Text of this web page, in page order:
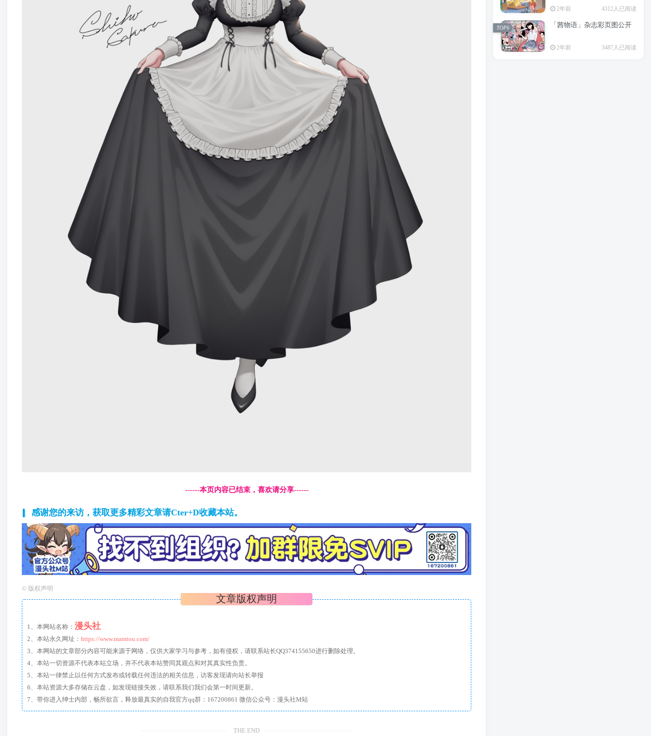
------本页内容已结束，喜欢请分享------
感谢您的来访，获取更多精彩文章请Cter+D收藏本站。
© 版权声明
文章版权声明
1、本网站名称： 漫头社
2、本站永久网址： https://www.mamtou.com/
3、本网站的文章部分内容可能来源于网络，仅供大家学习与参考，如有侵权，请联系站长QQ374155650进行删除处理。
4、本站一切资源不代表本站立场，并不代表本站赞同其观点和对其真实性负责。
5、本站一律禁止以任何方式发布或转载任何违法的相关信息，访客发现请向站长举报
6、本站资源大多存储在云盘，如发现链接失效，请联系我们我们会第一时间更新。
7、带你进入绅士内部，畅所欲言，释放最真实的自我官方qq群：167200861 微信公众号：漫头社M站
THE END
公开
2年前 4312人已阅读
「茜物语」杂志彩页图公开
2年前 3487人已阅读
TOP6
APP下载
2年前 5045人已阅读
TOP3
经典杯子蛋糕 佐岸 漫画「经
典杯子蛋糕」宣布真人日剧
TOP4